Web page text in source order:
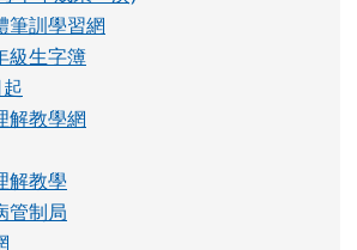
教育網
半年成果一次)
訓學習網
生字簿
教學網